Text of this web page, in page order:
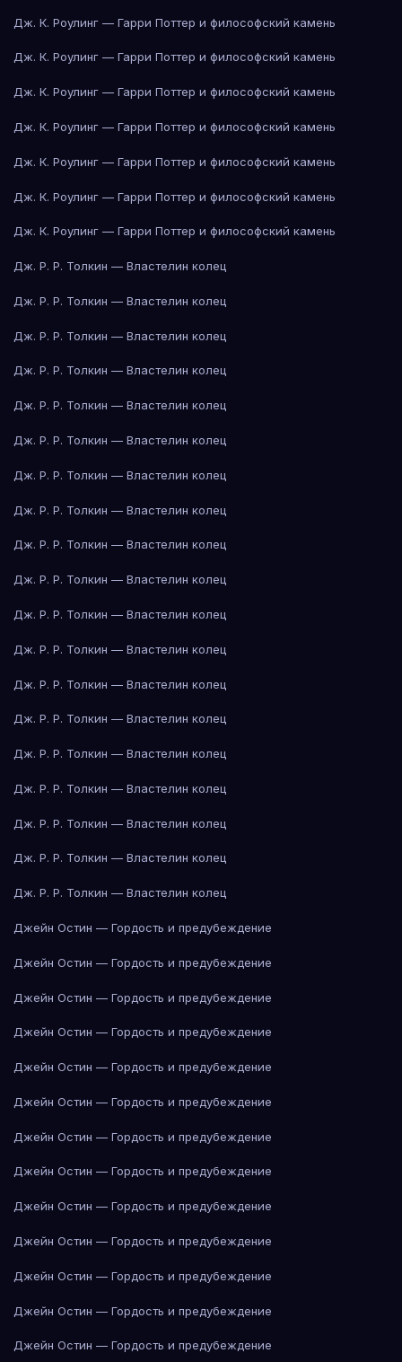
Дж. К. Роулинг — Гарри Поттер и философский камень
Дж. К. Роулинг — Гарри Поттер и философский камень
Дж. К. Роулинг — Гарри Поттер и философский камень
Дж. К. Роулинг — Гарри Поттер и философский камень
Дж. К. Роулинг — Гарри Поттер и философский камень
Дж. К. Роулинг — Гарри Поттер и философский камень
Дж. К. Роулинг — Гарри Поттер и философский камень
Дж. Р. Р. Толкин — Властелин колец
Дж. Р. Р. Толкин — Властелин колец
Дж. Р. Р. Толкин — Властелин колец
Дж. Р. Р. Толкин — Властелин колец
Дж. Р. Р. Толкин — Властелин колец
Дж. Р. Р. Толкин — Властелин колец
Дж. Р. Р. Толкин — Властелин колец
Дж. Р. Р. Толкин — Властелин колец
Дж. Р. Р. Толкин — Властелин колец
Дж. Р. Р. Толкин — Властелин колец
Дж. Р. Р. Толкин — Властелин колец
Дж. Р. Р. Толкин — Властелин колец
Дж. Р. Р. Толкин — Властелин колец
Дж. Р. Р. Толкин — Властелин колец
Дж. Р. Р. Толкин — Властелин колец
Дж. Р. Р. Толкин — Властелин колец
Дж. Р. Р. Толкин — Властелин колец
Дж. Р. Р. Толкин — Властелин колец
Дж. Р. Р. Толкин — Властелин колец
Джейн Остин — Гордость и предубеждение
Джейн Остин — Гордость и предубеждение
Джейн Остин — Гордость и предубеждение
Джейн Остин — Гордость и предубеждение
Джейн Остин — Гордость и предубеждение
Джейн Остин — Гордость и предубеждение
Джейн Остин — Гордость и предубеждение
Джейн Остин — Гордость и предубеждение
Джейн Остин — Гордость и предубеждение
Джейн Остин — Гордость и предубеждение
Джейн Остин — Гордость и предубеждение
Джейн Остин — Гордость и предубеждение
Джейн Остин — Гордость и предубеждение